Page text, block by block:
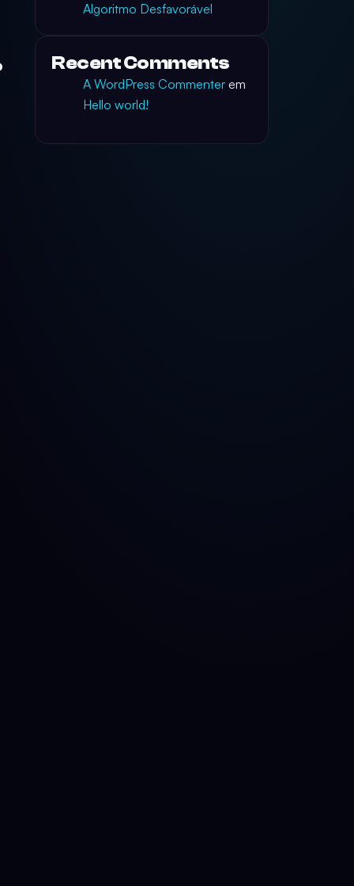
Algoritmo Desfavorável
Recent Comments
A WordPress Commenter em
Hello world!